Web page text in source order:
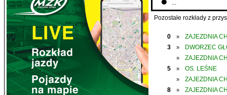
Pozostałe rozkłady z
0 »
ZAJEZDNIA
3
» DWORZEC
»
ZAJEZDNIA
5
» OS. LEŚNE
»
ZAJEZDNIA
8
»
ZAJEZDNIA